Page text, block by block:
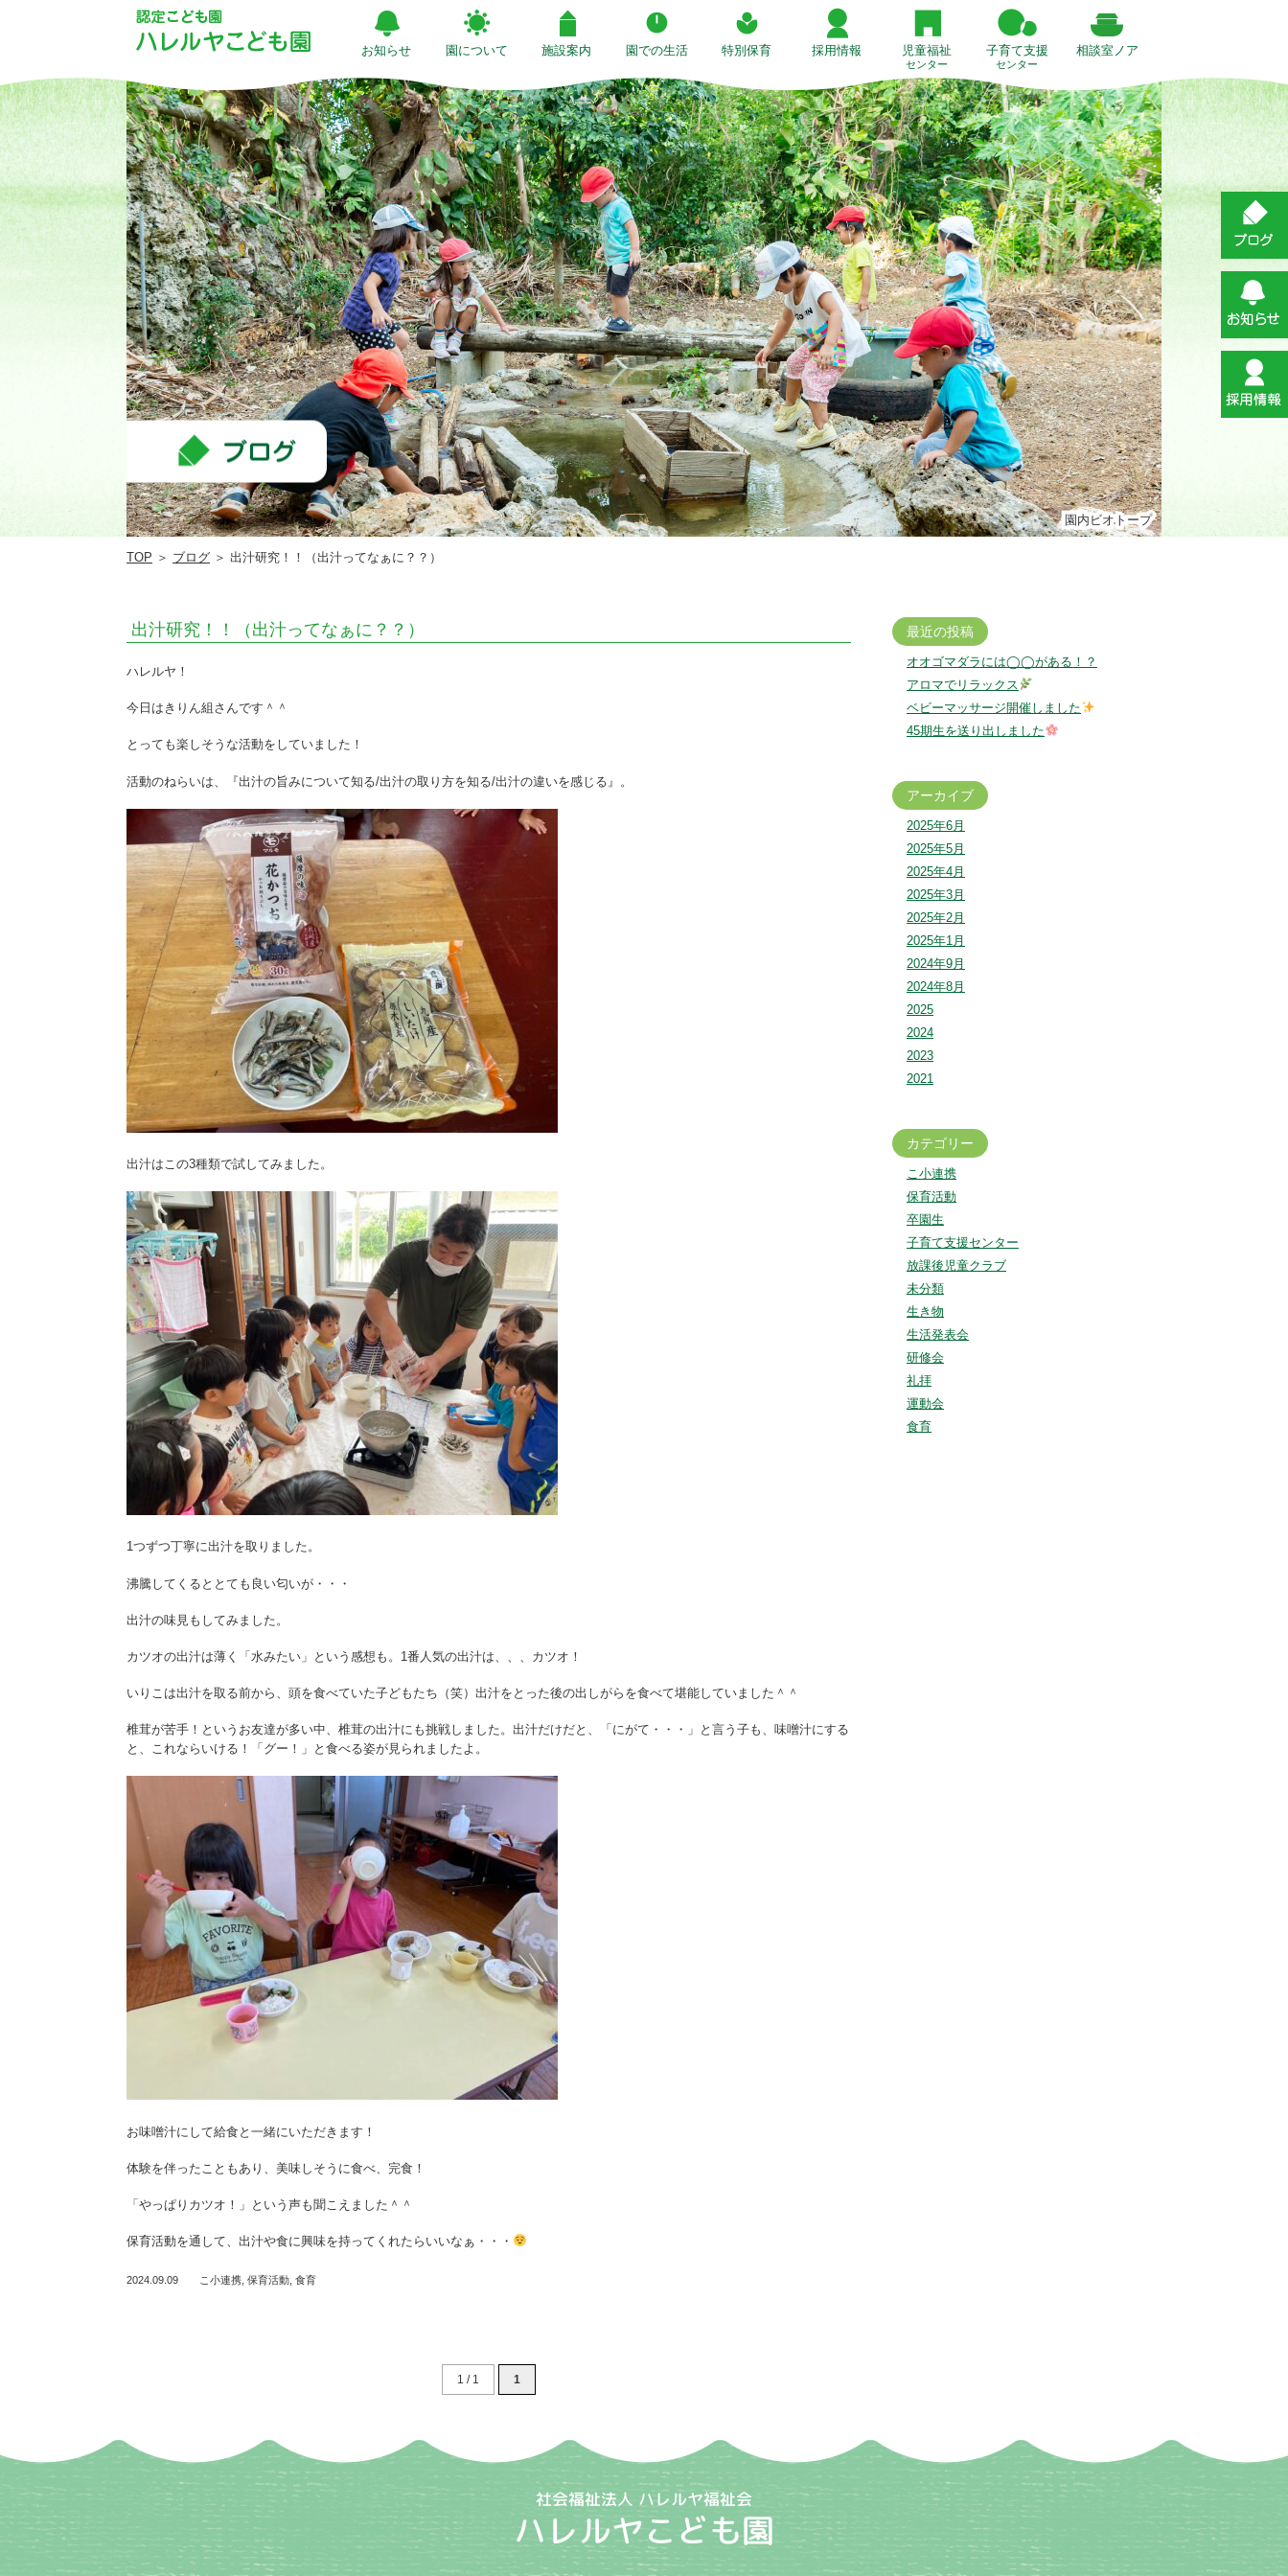
研
究！！
（出
汁
っ
て
な
ぁ
に？？）
|
ハ
レ
ル
ヤ
こ
ど
お知らせ 園について 施設案内 園での生活 特別保育 採用情報 児童福祉
センター
子育て支援
センター
相談室ノア
園内ビオトープ
園内ビオトープ
TOP ＞ ブログ ＞ 出汁研究！！（出汁ってなぁに？？）
出汁研究！！（出汁ってなぁに？？）
ハレルヤ！
今日はきりん組さんです＾＾
とっても楽しそうな活動をしていました！
活動のねらいは、『出汁の旨みについて知る/出汁の取り方を知る/出汁の違いを感じる』。
出汁はこの3種類で試してみました。
1つずつ丁寧に出汁を取りました。
沸騰してくるととても良い匂いが・・・
出汁の味見もしてみました。
カツオの出汁は薄く「水みたい」という感想も。1番人気の出汁は、、、カツオ！
いりこは出汁を取る前から、頭を食べていた子どもたち（笑）出汁をとった後の出しがらを食べて堪能していました＾＾
椎茸が苦手！というお友達が多い中、椎茸の出汁にも挑戦しました。出汁だけだと、「にがて・・・」と言う子も、味噌汁にする
と、これならいける！「グー！」と食べる姿が見られましたよ。
お味噌汁にして給食と一緒にいただきます！
体験を伴ったこともあり、美味しそうに食べ、完食！
「やっぱりカツオ！」という声も聞こえました＾＾
保育活動を通して、出汁や食に興味を持ってくれたらいいなぁ・・・
2024.09.09 こ小連携 保育活動 食育
1 / 1 1
最近の投稿
オオゴマダラには◯◯がある！？
アロマでリラックス
ベビーマッサージ開催しました
45期生を送り出しました
アーカイブ
2025年6月
2025年5月
2025年4月
2025年3月
2025年2月
2025年1月
2024年9月
2024年8月
2025
2024
2023
2021
カテゴリー
こ小連携
保育活動
卒園生
子育て支援センター
放課後児童クラブ
未分類
生き物
生活発表会
研修会
礼拝
運動会
食育
社会福祉法人 ハレルヤ福祉会
ハレルヤこども園